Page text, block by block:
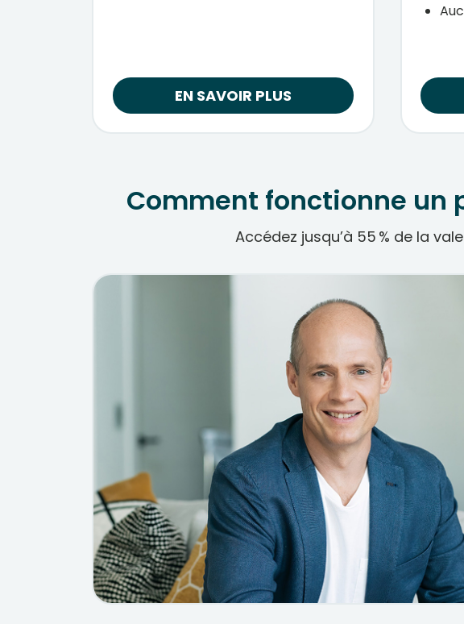
EN SAVOIR PLUS
Comment fonctionne un
Accédez jusqu’à 55 % de la